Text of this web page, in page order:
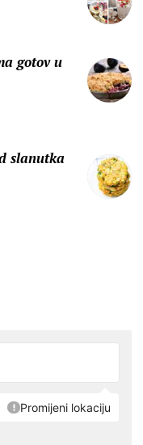
gotov u
slanutka